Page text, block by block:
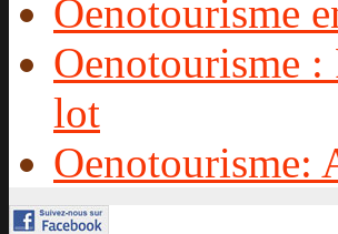
Oenotourisme
Oenotourisme :
lot
Oenotourisme: